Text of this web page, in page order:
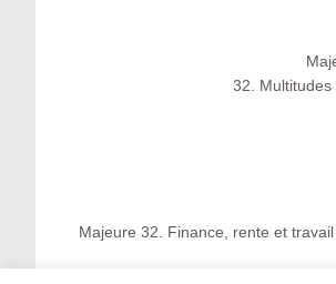
32.
Majeure 32. Finance, rente et